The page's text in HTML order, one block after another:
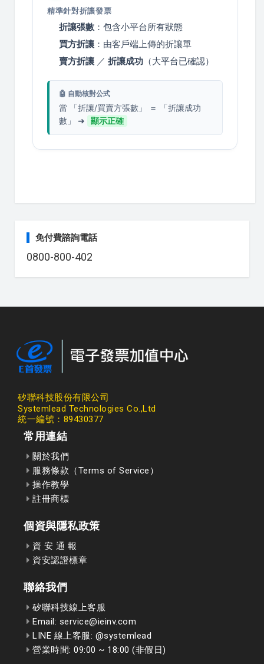
精準針對折讓發票
折讓張數 ：包含小平台所有狀態
買方折讓 ：由客戶端上傳的折讓單
賣方折讓 ／ 折讓成功 （大平台已確認）
🤖 自動核對公式
當 「折讓/買賣方張數」 ＝ 「折讓成功
數」 ➜
顯示正確
免付費諮詢電話
0800-800-402
矽聯科技股份有限公司
Systemlead Technologies Co.,Ltd
統一編號：89430377
常用連結
關於我們
服務條款（Terms of Service）
操作教學
註冊商標
個資與隱私政策
資 安 通 報
資安認證標章
聯絡我們
矽聯科技線上客服
Email: service@ieinv.com
LINE 線上客服: @systemlead
營業時間: 09:00 ~ 18:00 (非假日)